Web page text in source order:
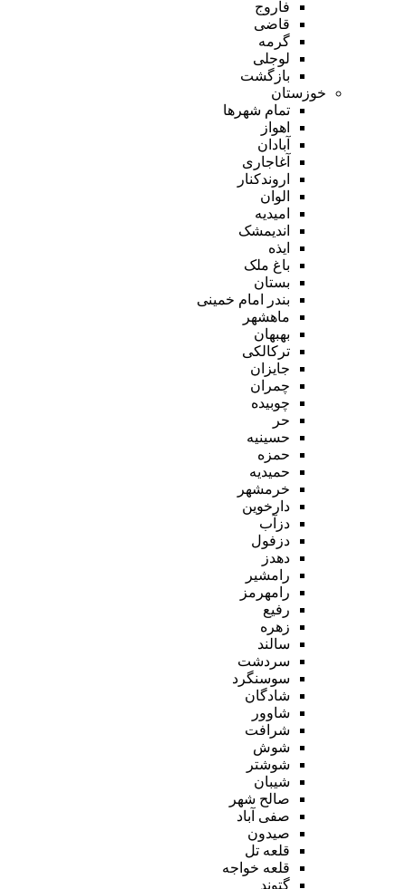
فاروج
قاضی
گرمه
لوجلی
بازگشت
خوزستان
تمام شهر‌ها
اهواز
آبادان
آغاجاری
اروندکنار
الوان
امیدیه
اندیمشک
ایذه
باغ ملک
بستان
بندر امام خمینی
ماهشهر
بهبهان
ترکالکی
جایزان
چمران
چوبیده
حر
حسینیه
حمزه
حمیدیه
خرمشهر
دارخوین
دزآب
دزفول
دهدز
رامشیر
رامهرمز
رفیع
زهره
سالند
سردشت
سوسنگرد
شادگان
شاوور
شرافت
شوش
شوشتر
شیبان
صالح شهر
صفی آباد
صیدون
قلعه تل
قلعه خواجه
گتوند